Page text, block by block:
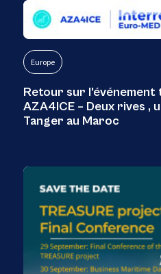
Europe
Retour sur
AZA4ICE – Deux rives ,
Tanger au Maroc